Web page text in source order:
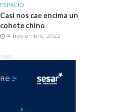
ESPACIO
Casi nos cae encima un
cohete chino
4 noviembre, 2022